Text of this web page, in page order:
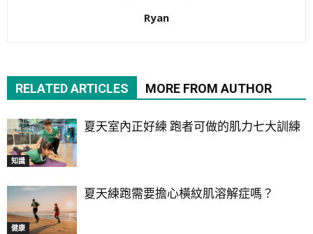
Ryan
RELATED ARTICLES MORE FROM AUTHOR
知識
夏天室內正好練 跑者可做的肌力七大訓練
健康
夏天練跑需要擔心橫紋肌溶解症嗎？